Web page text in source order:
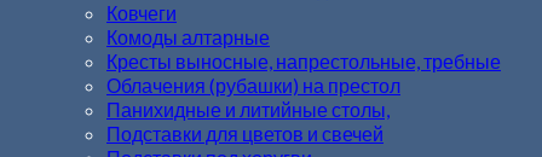
Ковчеги
Комоды алтарные
Кресты выносные, напрестольные, требные
Облачения (рубашки) на престол
Панихидные и литийные столы,
Подставки для цветов и свечей